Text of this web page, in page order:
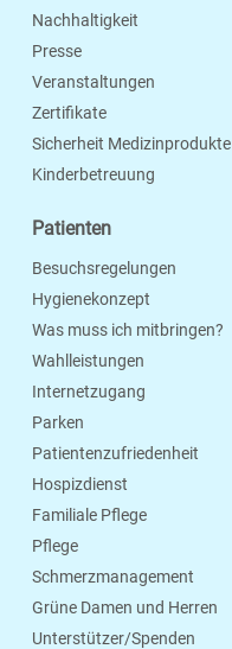
Nachhaltigkeit
Presse
Veranstaltungen
Zertifikate
Sicherheit Medizinprodukte
Kinderbetreuung
Patienten
Besuchsregelungen
Hygienekonzept
Was muss ich mitbringen?
Wahlleistungen
Internetzugang
Parken
Patientenzufriedenheit
Hospizdienst
Familiale Pflege
Pflege
Schmerzmanagement
Grüne Damen und Herren
Unterstützer/Spenden